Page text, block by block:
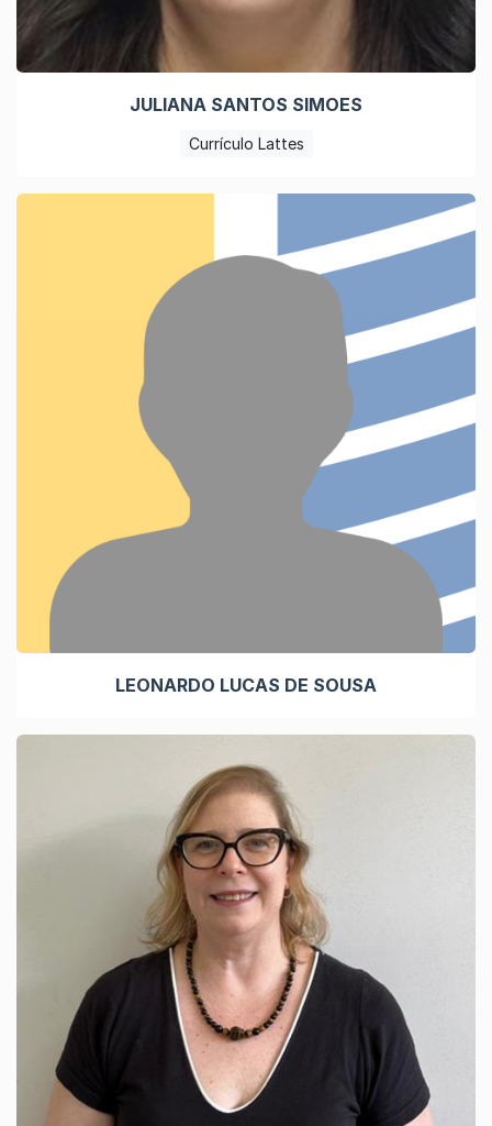
JULIANA SANTOS SIMOES
Currículo Lattes
LEONARDO LUCAS DE SOUSA